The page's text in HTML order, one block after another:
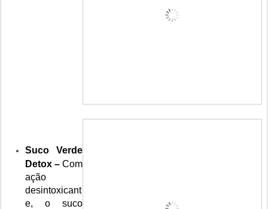
Suco Verde
Detox – Com
ação
desintoxicant
e, o suco